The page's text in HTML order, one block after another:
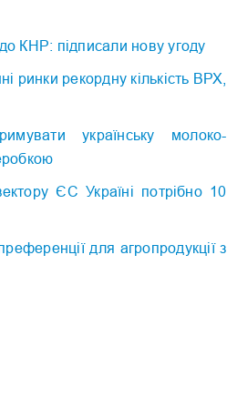
КНР: підписали нову угоду
ринки рекордну кількість ВРХ,
українську молоко-
ЄС Україні потрібно 10
для агропродукції з